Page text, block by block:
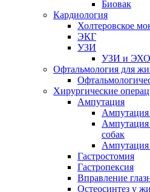
Биовак
Кардиология
Холтеровское
ЭКГ
УЗИ
УЗИ и ЭХО
Офтальмология для
Хирургические
Ампутация
Ампутация
Ампутация
собак
Ампутация
Гастростомия
Гастропексия
Вправление
Остеосинтез у